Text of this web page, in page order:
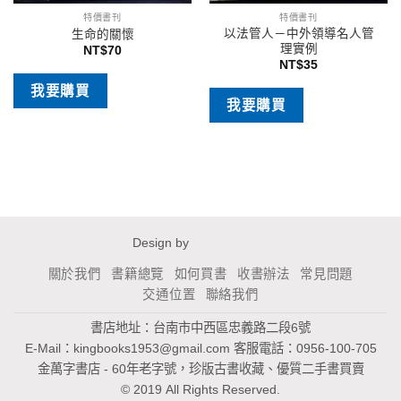
特價書刊
生命的關懷
NT$70
我要購買
特價書刊
以法管人－中外領導名人管
理實例
NT$35
我要購買
Design by
關於我們 書籍總覽 如何買書 收書辦法
常見問題
交通位置
聯絡我們
書店地址：台南市中西區忠義路二段6號
E-Mail： kingbooks1953@gmail.com 客服電話：0956-100-705
金萬字書店 - 60年老字號，珍版古書收藏、優質二手書買賣
© 2019 All Rights Reserved.